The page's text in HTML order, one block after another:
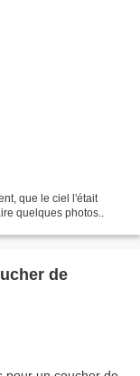
que le ciel l'était
quelques photos..
de